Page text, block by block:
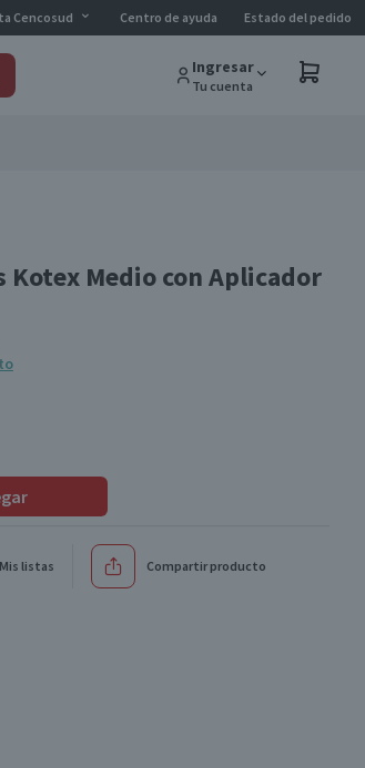
Cencosud Centro de ayuda Estado del pedido
Ingresar
Tu cuenta
Kotex Medio con Aplicador
listas Compartir producto